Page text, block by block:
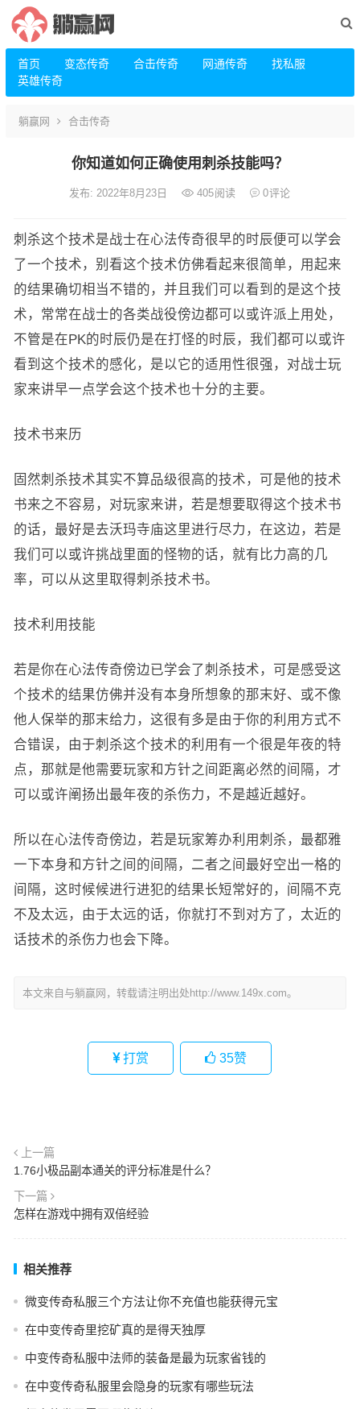
首页 变态传奇 合击传奇 网通传奇
找私服
英雄传奇
躺赢网 合击传奇
你知道如何正确使用刺杀技能吗？
发布: 2022年8月23日 405阅读 0评论
刺杀这个技术是战士在心法传奇很早的时辰便可以学会
了一个技术，别看这个技术仿佛看起来很简单，用起来
的结果确切相当不错的，并且我们可以看到的是这个技
术，常常在战士的各类战役傍边都可以或许派上用处，
不管是在PK的时辰仍是在打怪的时辰，我们都可以或许
看到这个技术的感化，是以它的适用性很强，对战士玩
家来讲早一点学会这个技术也十分的主要。
技术书来历
固然刺杀技术其实不算品级很高的技术，可是他的技术
书来之不容易，对玩家来讲，若是想要取得这个技术书
的话，最好是去沃玛寺庙这里进行尽力，在这边，若是
我们可以或许挑战里面的怪物的话，就有比力高的几
率，可以从这里取得刺杀技术书。
技术利用技能
若是你在心法传奇傍边已学会了刺杀技术，可是感受这
个技术的结果仿佛并没有本身所想象的那末好、或不像
他人保举的那末给力，这很有多是由于你的利用方式不
合错误，由于刺杀这个技术的利用有一个很是年夜的特
点，那就是他需要玩家和方针之间距离必然的间隔，才
可以或许阐扬出最年夜的杀伤力，不是越近越好。
所以在心法传奇傍边，若是玩家筹办利用刺杀，最都雅
一下本身和方针之间的间隔，二者之间最好空出一格的
间隔，这时候候进行进犯的结果长短常好的，间隔不克
不及太远，由于太远的话，你就打不到对方了，太近的
话技术的杀伤力也会下降。
本文来自与躺赢网，转载请注明出处http://www.149x.com。
打赏 35赞
上一篇
1.76小极品副本通关的评分标准是什么？
下一篇
怎样在游戏中拥有双倍经验
相关推荐
微变传奇私服三个方法让你不充值也能获得元宝
在中变传奇里挖矿真的是得天独厚
中变传奇私服中法师的装备是最为玩家省钱的
在中变传奇私服里会隐身的玩家有哪些玩法